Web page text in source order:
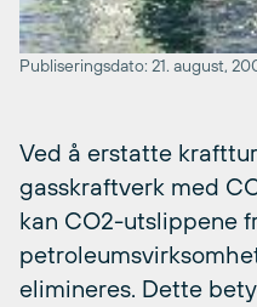
Publiseringsdato: 21. august,
Ved å erstatte
gasskraftverk med
kan CO2-utslippene
elimineres. Dette